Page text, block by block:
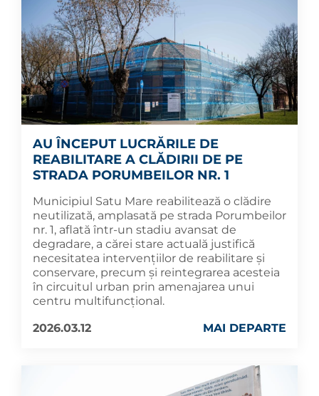
AU ÎNCEPUT LUCRĂRILE DE
REABILITARE A CLĂDIRII DE PE
STRADA PORUMBEILOR NR. 1
Municipiul Satu Mare reabilitează o clădire
neutilizată, amplasată pe strada Porumbeilor
nr. 1, aflată într-un stadiu avansat de
degradare, a cărei stare actuală justifică
necesitatea intervențiilor de reabilitare și
conservare, precum și reintegrarea acesteia
în circuitul urban prin amenajarea unui
centru multifuncțional.
2026.03.12
MAI DEPARTE